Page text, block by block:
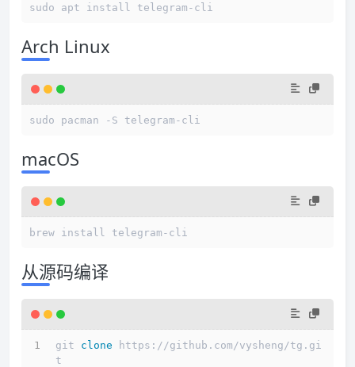
sudo apt install telegram-cli
Arch Linux
sudo pacman -S telegram-cli
macOS
brew install telegram-cli
从源码编译
git clone https://github.com/vysheng/tg.gi
t